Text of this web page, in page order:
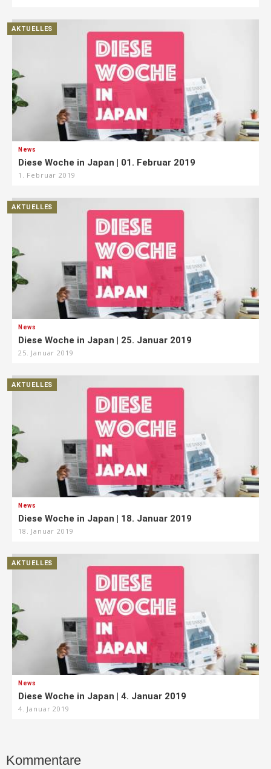
AKTUELLES
News
Diese Woche in Japan | 01. Februar 2019
1. Februar 2019
AKTUELLES
News
Diese Woche in Japan | 25. Januar 2019
25. Januar 2019
AKTUELLES
News
Diese Woche in Japan | 18. Januar 2019
18. Januar 2019
AKTUELLES
News
Diese Woche in Japan | 4. Januar 2019
4. Januar 2019
Kommentare